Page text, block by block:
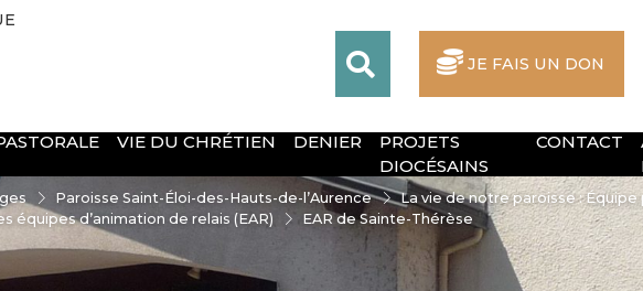
JE FAIS UN DON
VIE DU CHRÉTIEN DENIER
PROJETS
DIOCÉSAINS
CONTACT
Paroisse Saint-Éloi-des-Hauts-de-l’Aurence
La vie de notre paroisse :
équipes d’animation de relais (EAR) EAR de Sainte-Thérèse